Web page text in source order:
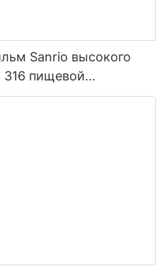
Sanrio высокого
316 пищевой
для детей